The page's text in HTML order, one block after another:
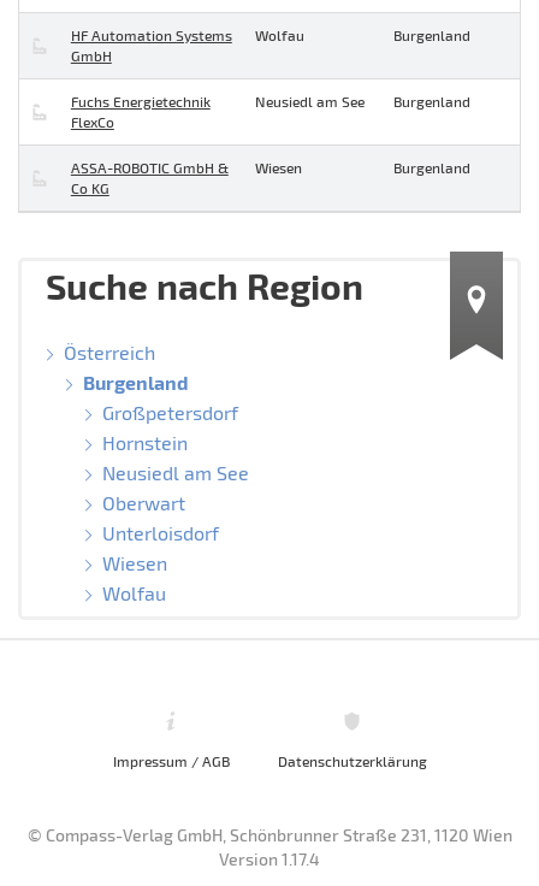
HF Automation Systems
GmbH
Wolfau Burgenland
Fuchs Energietechnik
FlexCo
Neusiedl am See Burgenland
ASSA-ROBOTIC GmbH &
Co KG
Wiesen Burgenland
Suche nach Region
Österreich
Burgenland
Großpetersdorf
Hornstein
Neusiedl am See
Oberwart
Unterloisdorf
Wiesen
Wolfau
Impressum / AGB Datenschutzerklärung
© Compass-Verlag GmbH, Schönbrunner Straße 231, 1120 Wien
Version 1.17.4